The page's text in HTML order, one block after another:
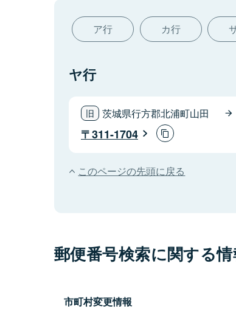
ア行 カ行
ヤ行
茨城県行方郡北浦町山田
311-1704
このページの先頭に戻る
郵便番号検索に関する
市町村変更情報